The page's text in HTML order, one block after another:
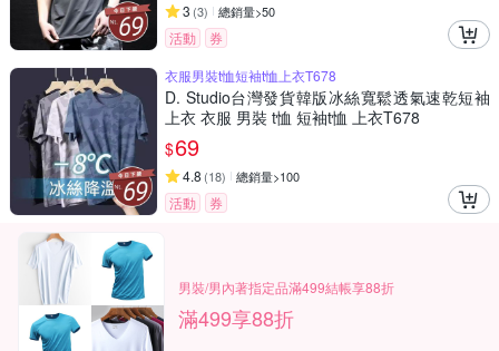
3 (3) 總銷量>50
活動
券
衣服男裝t恤短袖t恤上衣T678
D. Studio台灣發貨韓版冰絲寬鬆透氣速乾短袖
上衣 衣服 男裝 t恤 短袖t恤 上衣T678
$69
4.8 (18) 總銷量>100
活動 券
男裝/男內著指定品滿499結帳享88折
滿499享88折